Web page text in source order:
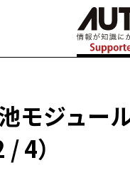
ジュー
4）